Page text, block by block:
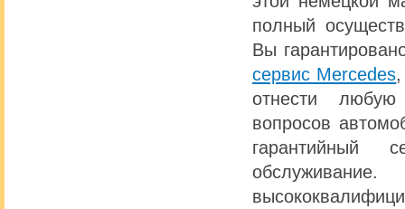
полный
Вы
сервис Mercedes
отнести любую
вопросов
гарантийный